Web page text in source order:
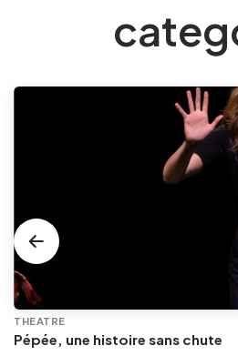
THEATRE
Pépée, une histoire sans chute